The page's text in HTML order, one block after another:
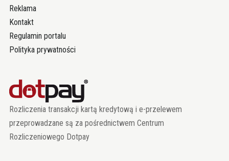
Reklama
Kontakt
Regulamin portalu
Polityka prywatności
Rozliczenia transakcji kartą kredytową i e-przelewem
przeprowadzane są za pośrednictwem Centrum
Rozliczeniowego Dotpay